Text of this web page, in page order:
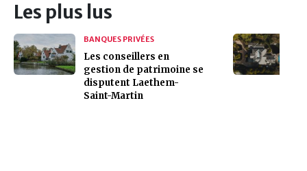
Les plus lus
BANQUES PRIVÉES
Les conseillers en
gestion de patrimoine se
disputent Laethem-
Saint-Martin